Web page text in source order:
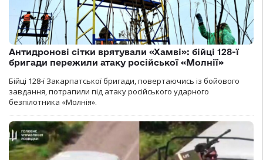
Антидронові сітки врятували «Хамві»: бійці 128-ї
бригади пережили атаку російської «Молнії»
Бійці 128-ї Закарпатської бригади, повертаючись із бойового
завдання, потрапили під атаку російського ударного
безпілотника «Молнія».